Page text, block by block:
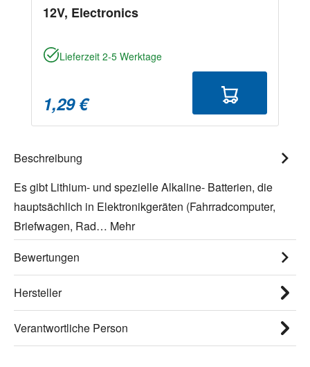
12V, Electronics
Lieferzeit 2-5 Werktage
1,29 €
Beschreibung
Es gibt Lithium- und spezielle Alkaline- Batterien, die
hauptsächlich in Elektronikgeräten (Fahrradcomputer,
Briefwagen, Rad… Mehr
Bewertungen
Hersteller
Verantwortliche Person